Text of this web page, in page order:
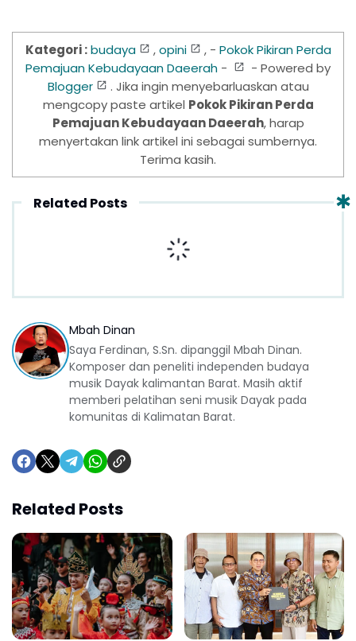
Kategori : budaya ,opini , - Pokok Pikiran Perda
Pemajuan Kebudayaan Daeerah -
- Powered by
Blogger
. Jika ingin menyebarluaskan atau
mengcopy paste artikel Pokok Pikiran Perda
Pemajuan Kebudayaan Daeerah, harap
menyertakan link artikel ini sebagai sumbernya.
Terima kasih.
Related Posts
Mbah Dinan
Saya Ferdinan, S.Sn. dipanggil Mbah Dinan.
Komposer dan peneliti independen budaya
musik Dayak kalimantan Barat. Masih aktif
memberi pelatihan seni musik Dayak pada
komunitas di Kalimatan Barat.
Related Posts